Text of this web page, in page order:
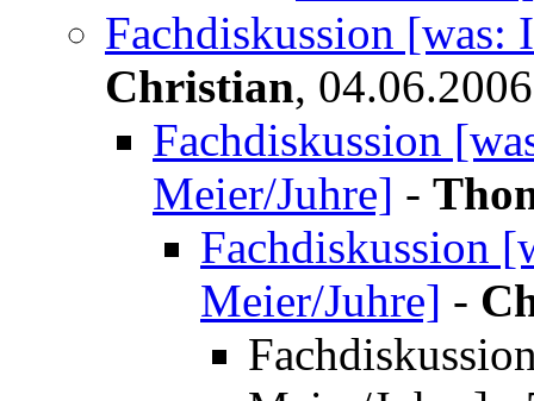
Fachdiskussion
Christian, 04.06.2006
Fachdiskussion
Meier/Juhre] -
Fachdiskussion
Meier/Juhre] -